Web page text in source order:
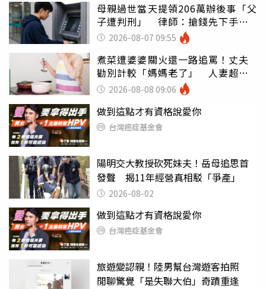
母親過世當天提領206萬辦後事「父
子遭判刑」 律師：搶錢先下手是
罪 2026-08-07 09:55
煮菜遭婆婆關火還一路追罵！丈夫
勸別計較「媽媽老了」 人妻超崩
潰：我像台傭
2026-08-08 09:06
做到這點才有資格說愛你
台灣癌症基金會
陽明交大教授砍死妹夫！岳母追思首
發聲 揭11年經營真相駁「爭產」
2026-08-02
做到這點才有資格說愛你
台灣癌症基金會
旅遊變認親！陸男幫台灣遊客拍照
閒聊驚覺「是失聯大伯」奇蹟重逢